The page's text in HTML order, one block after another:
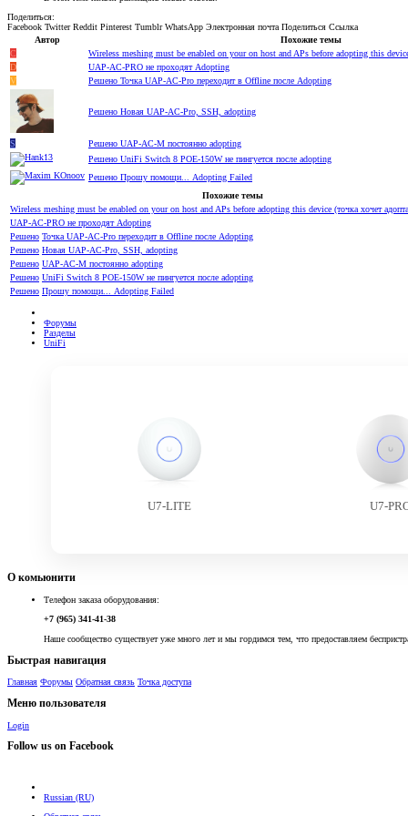
Поделиться:
Facebook Twitter Reddit Pinterest Tumblr WhatsApp Электронная почта Поделиться Ссылка
Автор
Похожие темы
C
Wireless meshing must be enabled on your on host and APs before adopting this
D
UAP-AC-PRO не проходят Adopting
V
Решено Точка UAP-AC-Pro переходит в Offline после Adopting
Решено Новая UAP-AC-Pro, SSH, adopting
S Решено UAP-AC-M постоянно adopting
Решено UniFi Switch 8 POE-150W не пингуется после adopting
Решено Прошу помощи... Adopting Failed
Похожие темы
Wireless meshing must be enabled on your on host and APs before adopting this device (точка хочет
UAP-AC-PRO не проходят Adopting
Решено Точка UAP-AC-Pro переходит в Offline после Adopting
Решено Новая UAP-AC-Pro, SSH, adopting
Решено UAP-AC-M постоянно adopting
Решено UniFi Switch 8 POE-150W не пингуется после adopting
Решено Прошу помощи... Adopting Failed
Форумы
Разделы
UniFi
U7-LITE U7-
О комьюнити
Телефон заказа оборудования:
+7 (965) 341-41-38
Наше сообщество существует уже много лет и мы гордимся тем, что предоставляем
Быстрая навигация
Главная Форумы Обратная связь Точка доступа
Меню пользователя
Login
Follow us on Facebook
Russian (RU)